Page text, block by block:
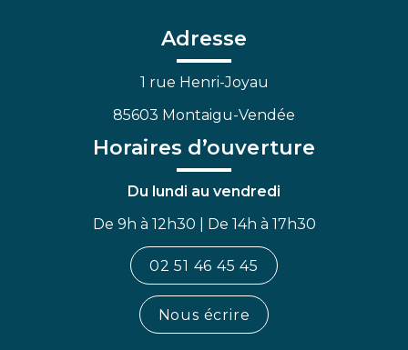
Facebook
Adresse
1 rue Henri-Joyau
85603 Montaigu-Vendée
Horaires d’ouverture
Du lundi au vendredi
De 9h à 12h30 | De 14h à 17h30
02 51 46 45 45
Nous écrire